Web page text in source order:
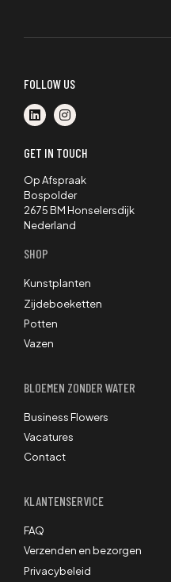
FOLLOW US
GET IN TOUCH
Op Afspraak
Bospolder
2675 BM Honselersdijk
Nederland
SHOP
Kunstplanten
Zijdeboeketten
Potten
Vazen
BLOEMEN ZONDER WATER
Business Flowers
Vacatures
Contact
KLANTENSERVICE
FAQ
Verzenden en bezorgen
Privacybeleid